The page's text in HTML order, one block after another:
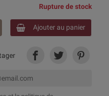
Rupture de stock
Ajouter au panier